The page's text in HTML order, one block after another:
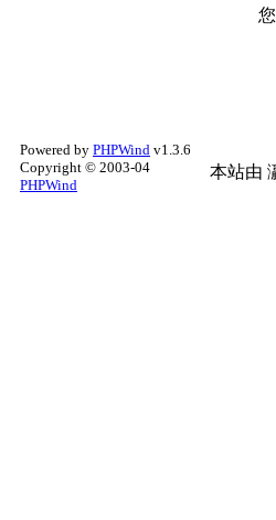
Powered by PHPWind v1.3.6
Copyright © 2003-04
PHPWind
本站由